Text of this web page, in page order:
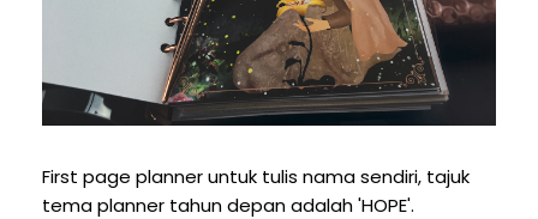
First page planner untuk tulis nama sendiri, tajuk
tema planner tahun depan adalah 'HOPE'.